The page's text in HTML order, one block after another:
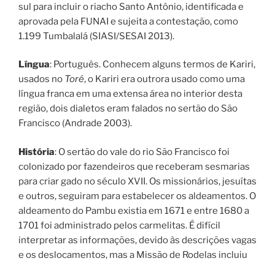
sul para incluir o riacho Santo Antônio, identificada e
aprovada pela FUNAI e sujeita a contestação, como
1.199 Tumbalalá (SIASI/SESAI 2013).
Língua: Português. Conhecem alguns termos de Kariri,
usados no Toré, o Kariri era outrora usado como uma
língua franca em uma extensa área no interior desta
região, dois dialetos eram falados no sertão do São
Francisco (Andrade 2003).
História: O sertão do vale do rio São Francisco foi
colonizado por fazendeiros que receberam sesmarias
para criar gado no século XVII. Os missionários, jesuítas
e outros, seguiram para estabelecer os aldeamentos. O
aldeamento do Pambu existia em 1671 e entre 1680 a
1701 foi administrado pelos carmelitas. É difícil
interpretar as informações, devido às descrições vagas
e os deslocamentos, mas a Missão de Rodelas incluiu